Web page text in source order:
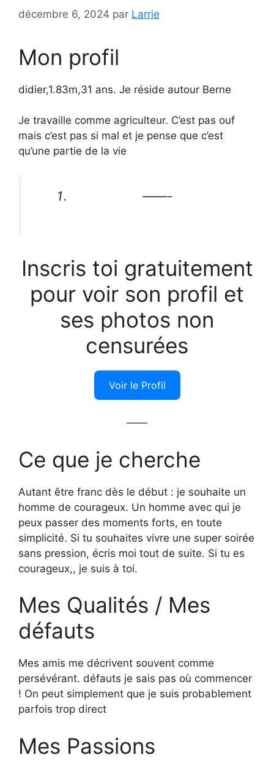
décembre 6, 2024 par Larrie
Mon profil
didier,1.83m,31 ans. Je réside autour Berne
Je travaille comme agriculteur. C’est pas ouf
mais c’est pas si mal et je pense que c’est
qu’une partie de la vie
——-
Inscris toi gratuitement
pour voir son profil et
ses photos non
censurées
Voir le Profil
——
Ce que je cherche
Autant être franc dès le début : je souhaite un
homme de courageux. Un homme avec qui je
peux passer des moments forts, en toute
simplicité. Si tu souhaites vivre une super soirée
sans pression, écris moi tout de suite. Si tu es
courageux,, je suis à toi.
Mes Qualités / Mes
défauts
Mes amis me décrivent souvent comme
persévérant. défauts je sais pas où commencer
! On peut simplement que je suis probablement
parfois trop direct
Mes Passions